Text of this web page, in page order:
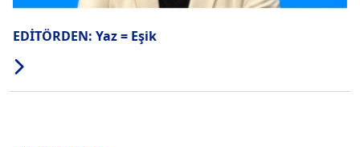
EDİTÖRDEN: Yaz = Eşik